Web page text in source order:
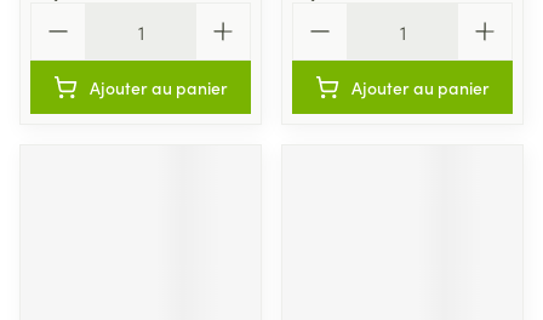
Ajouter au panier Ajouter au panier